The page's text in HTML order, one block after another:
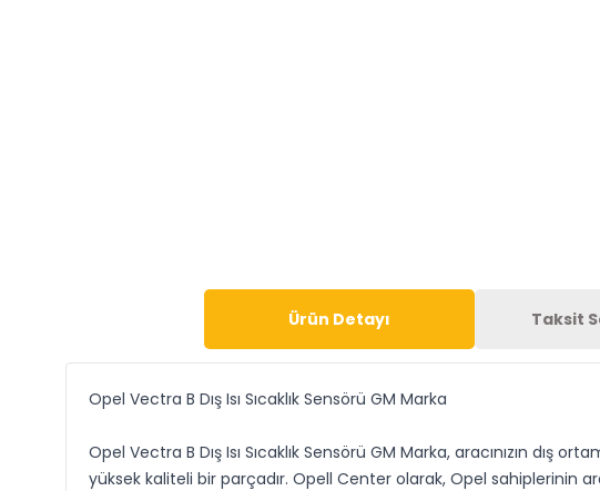
Ürün Detayı Taksit
Opel Vectra B Dış Isı Sıcaklık Sensörü GM Marka
Opel Vectra B Dış Isı Sıcaklık Sensörü GM Marka, aracınızın dış
yüksek kaliteli bir parçadır. Opell Center olarak, Opel sahiplerinin